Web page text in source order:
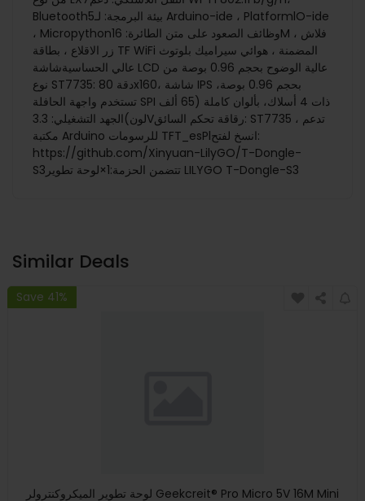
Bluetooth5بيئة البرمجة: لـ Arduino-ide ، PlatformlO-ide
، Micropythonوظائف الصعود على متن الطائرة: 16M فلاش ،
زر الاقلاع ، بطاقة TF WiFi المضمنة ، هوائي سيراميك بلوتوث
عالي الحساسيةشاشة LCD عالية الوضوح بحجم 0.96 بوصة من
نوع ST7735: دقة 80x160، شاشة IPS بحجم 0.96 بوصة،
تستخدم واجهة الحافلة SPI ذات 4 أسلاك، بألوان كاملة (65 ألف
لون)الجهد التشغيلي: 3.3Vرقاقة تحكم السائق: ST7735 ، تدعم
مكتبة Arduino للرسومات TFT_esPlانسخ لفتح:
https://github.com/Xinyuan-LilyGO/T-Dongle-
S3تتضمن الحزمة:1×لوحة تطوير LILYGO T-Dongle-S3
Similar Deals
Save 41%
لوحة تطوير الميكروكنترولر Geekcreit® Pro Micro 5V 16M Mini